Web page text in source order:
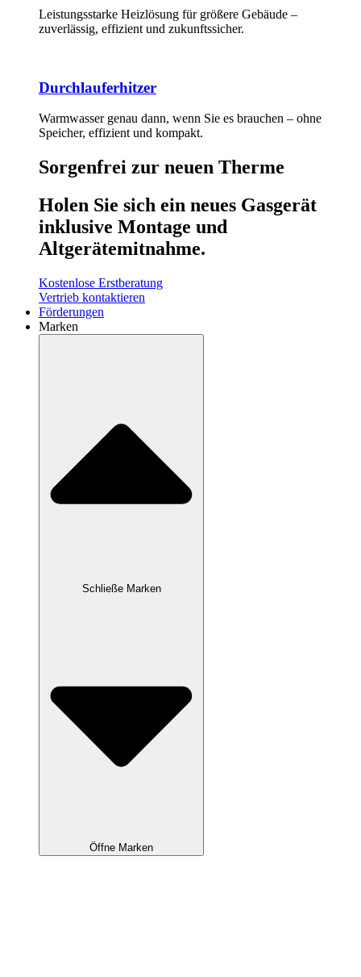
Leistungsstarke Heizlösung für größere Gebäude –
zuverlässig, effizient und zukunftssicher.
Durchlauferhitzer
Warmwasser genau dann, wenn Sie es brauchen – ohne
Speicher, effizient und kompakt.
Sorgenfrei zur neuen Therme
Holen Sie sich ein neues Gasgerät
inklusive Montage und
Altgerätemitnahme.
Kostenlose Erstberatung
Vertrieb kontaktieren
Förderungen
Marken
Schließe Marken
Öffne Marken